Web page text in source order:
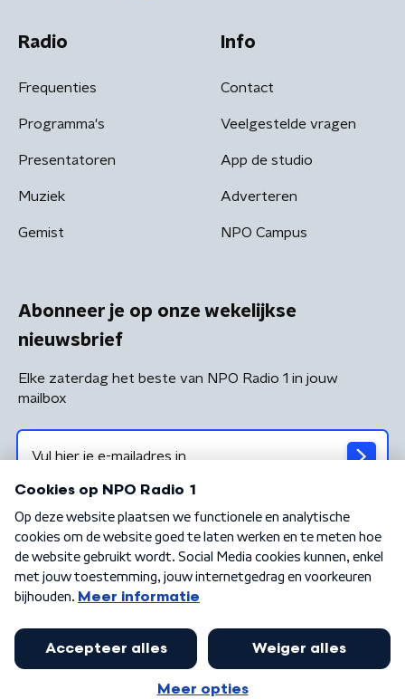
Radio
Frequenties
Programma's
Presentatoren
Muziek
Gemist
Info
Contact
Veelgestelde vragen
App de studio
Adverteren
NPO Campus
Abonneer je op onze wekelijkse
nieuwsbrief
Elke zaterdag het beste van NPO Radio 1 in jouw
mailbox
Algemene voorwaarden